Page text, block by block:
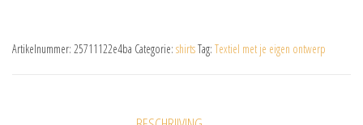
Artikelnummer: 25711122e4ba Categorie: shirtsTag: Textiel met je eigen ontwerp